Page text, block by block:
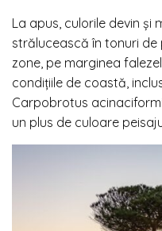
La apus, culorile devin și
strălucească în tonuri de
zone, pe marginea
condițiile de coastă,
Carpobrotus
un plus de culoare